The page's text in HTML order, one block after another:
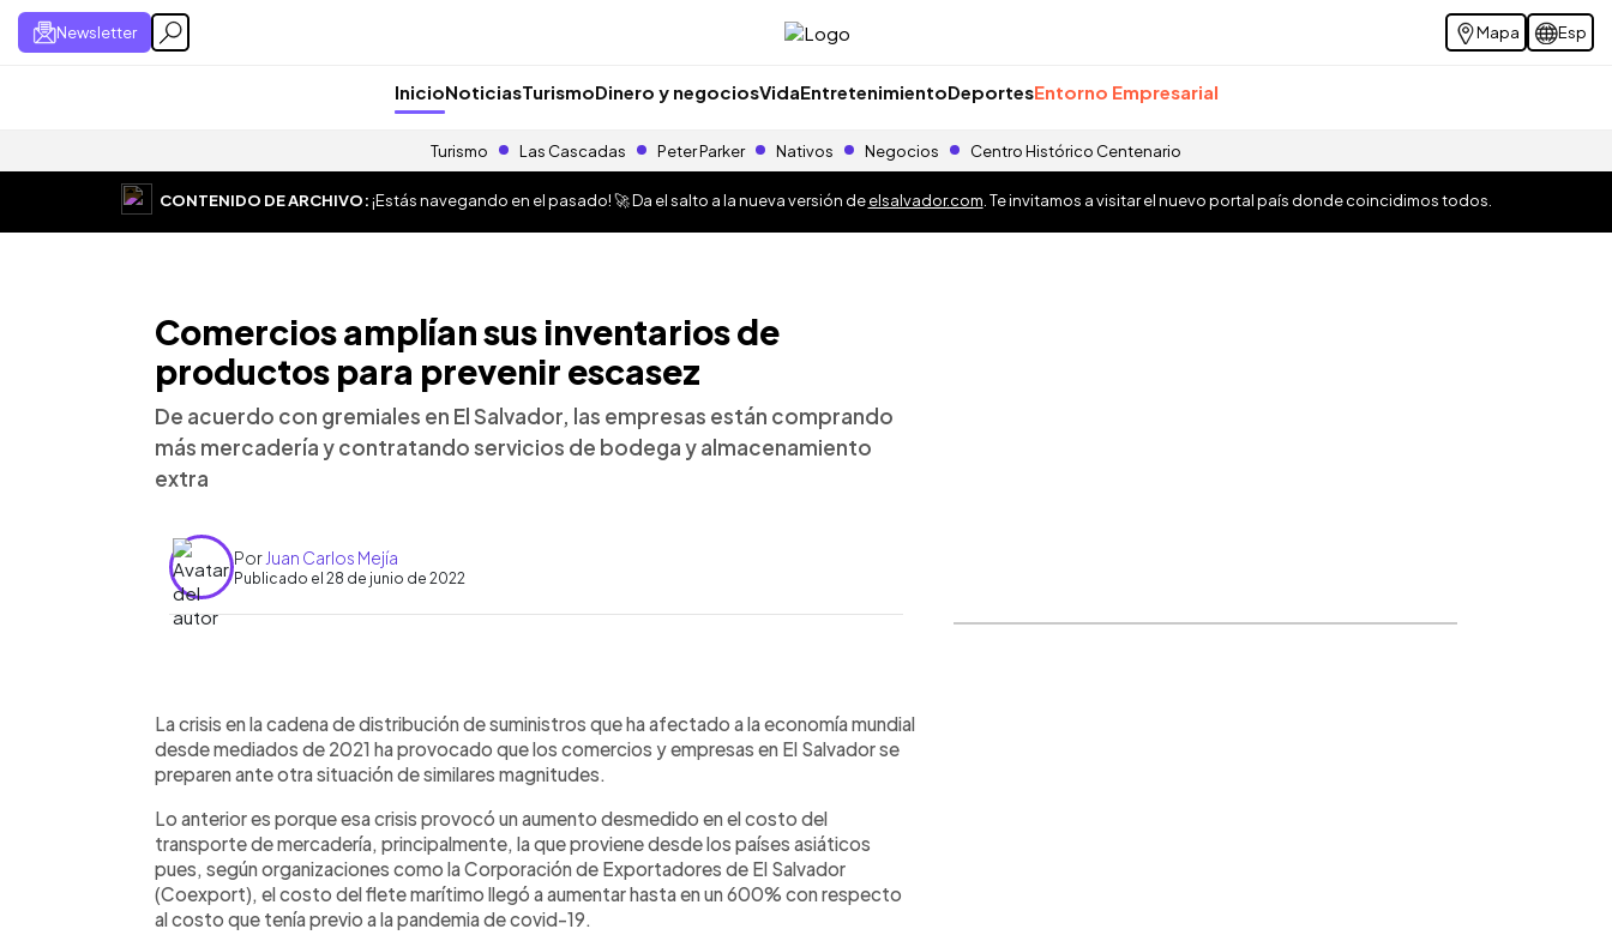
Newsletter Mapa Esp
InicioNoticiasTurismoDinero y negociosVidaEntretenimientoDeportesEntorno Empresarial
Turismo Las Cascadas Peter Parker Nativos Negocios Centro Histórico Centenario
CONTENIDO DE ARCHIVO:¡Estás navegando en el pasado! 🚀 Da el salto a la nueva versión deelsalvador.com . Te invitamos a visitar el nuevo portal país donde coincidimos todos.
Comercios amplían sus inventarios de
productos para prevenir escasez
De acuerdo con gremiales en El Salvador, las empresas están comprando
más mercadería y contratando servicios de bodega y almacenamiento
extra
Por Juan Carlos Mejía
Publicado el 28 de junio de 2022
► Escuchar artículo
La crisis en la cadena de distribución de suministros que ha afectado a la economía mundial
desde mediados de 2021 ha provocado que los comercios y empresas en El Salvador se
preparen ante otra situación de similares magnitudes.
Lo anterior es porque esa crisis provocó un aumento desmedido en el costo del
transporte de mercadería, principalmente, la que proviene desde los países asiáticos
pues, según organizaciones como la Corporación de Exportadores de El Salvador
(Coexport), el costo del flete marítimo llegó a aumentar hasta en un 600% con respecto
al costo que tenía previo a la pandemia de covid-19.